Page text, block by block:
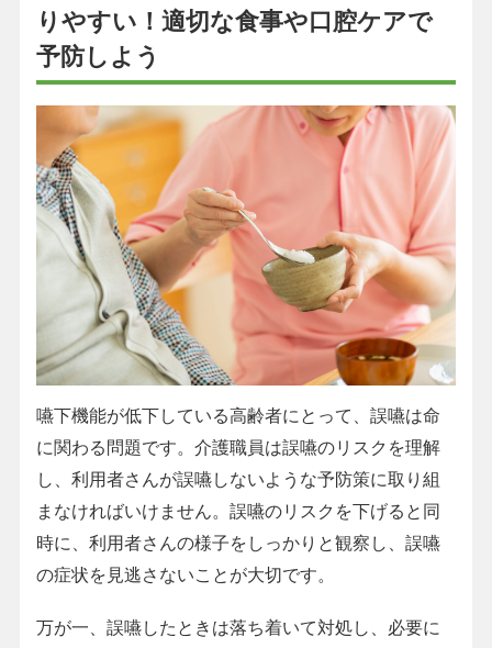
りやすい！適切な食事や口腔ケアで
予防しよう
嚥下機能が低下している高齢者にとって、誤嚥は命
に関わる問題です。介護職員は誤嚥のリスクを理解
し、利用者さんが誤嚥しないような予防策に取り組
まなければいけません。誤嚥のリスクを下げると同
時に、利用者さんの様子をしっかりと観察し、誤嚥
の症状を見逃さないことが大切です。
万が一、誤嚥したときは落ち着いて対処し、必要に